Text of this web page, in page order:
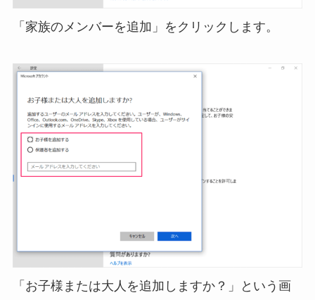
「家族のメンバーを追加」をクリックします。
「お子様または大人を追加しますか？」という画